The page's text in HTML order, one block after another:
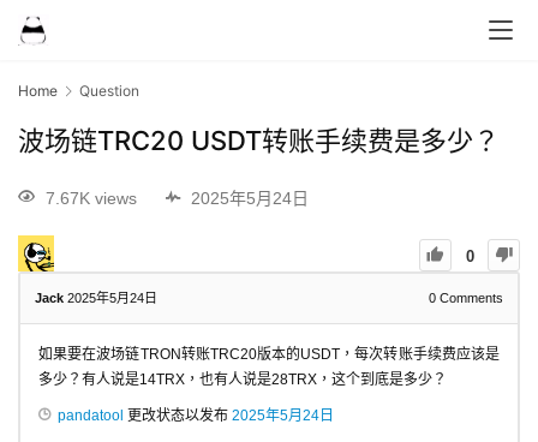
Home Question
波场链TRC20 USDT转账手续费是多少？
7.67K views 2025年5月24日
0
Jack 2025年5月24日 0 Comments
如果要在波场链TRON转账TRC20版本的USDT，每次转账手续费应该是
多少？有人说是14TRX，也有人说是28TRX，这个到底是多少？
pandatool 更改状态以发布 2025年5月24日